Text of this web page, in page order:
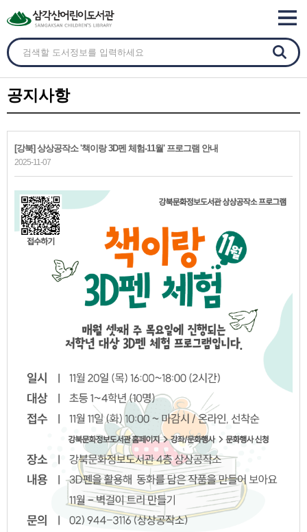
공지사항
[강북] 상상공작소 '책이랑 3D펜 체험-11월' 프로그램 안내
2025-11-07